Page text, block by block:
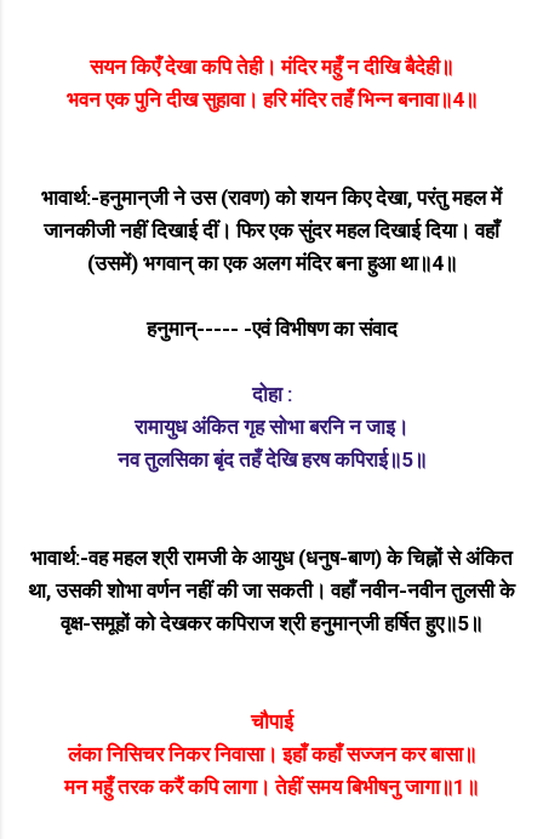
सयन किएँ देखा कपि तेही। मंदिर महुँ न दीखि बैदेही॥
भवन एक पुनि दीख सुहावा। हरि मंदिर तहँ भिन्न बनावा॥4॥
भावार्थ:-हनुमान्‌जी ने उस (रावण) को शयन किए देखा, परंतु महल में
जानकीजी नहीं दिखाई दीं। फिर एक सुंदर महल दिखाई दिया। वहाँ
(उसमें) भगवान्‌ का एक अलग मंदिर बना हुआ था॥4॥
हनुमान्‌----- -एवं विभीषण का संवाद
दोहा :
रामायुध अंकित गृह सोभा बरनि न जाइ।
नव तुलसिका बृंद तहँ देखि हरष कपिराई॥5॥
भावार्थ:-वह महल श्री रामजी के आयुध (धनुष-बाण) के चिह्नों से अंकित
था, उसकी शोभा वर्णन नहीं की जा सकती। वहाँ नवीन-नवीन तुलसी के
वृक्ष-समूहों को देखकर कपिराज श्री हनुमान्‌जी हर्षित हुए॥5॥
चौपाई
लंका निसिचर निकर निवासा। इहाँ कहाँ सज्जन कर बासा॥
मन महुँ तरक करैं कपि लागा। तेहीं समय बिभीषनु जागा॥1॥